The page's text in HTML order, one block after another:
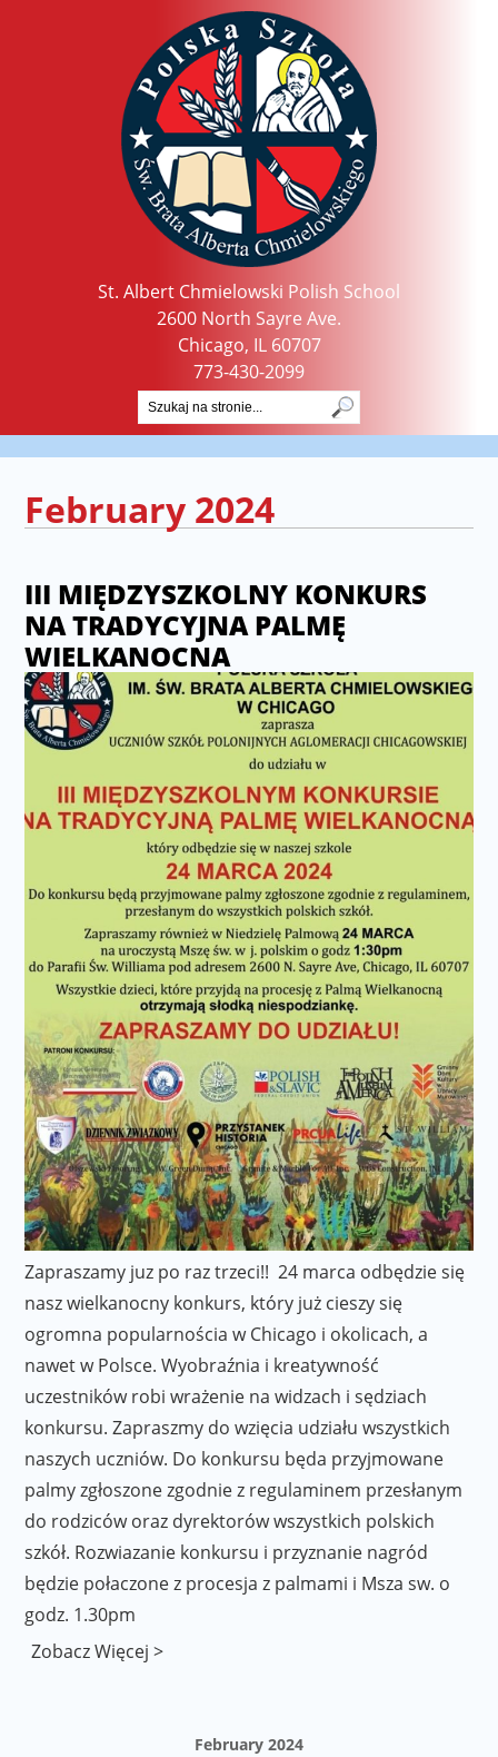
St. Albert Chmielowski Polish School
2600 North Sayre Ave.
Chicago, IL 60707
773-430-2099
February 2024
III MIĘDZYSZKOLNY KONKURS
NA TRADYCYJNA PALMĘ
WIELKANOCNA
Zapraszamy juz po raz trzeci!! 24 marca odbędzie się
nasz wielkanocny konkurs, który już cieszy się
ogromna popularnościa w Chicago i okolicach, a
nawet w Polsce. Wyobraźnia i kreatywność
uczestników robi wrażenie na widzach i sędziach
konkursu. Zapraszmy do wzięcia udziału wszystkich
naszych uczniów. Do konkursu będa przyjmowane
palmy zgłoszone zgodnie z regulaminem przesłanym
do rodziców oraz dyrektorów wszystkich polskich
szkół. Rozwiazanie konkursu i przyznanie nagród
będzie połaczone z procesja z palmami i Msza sw. o
godz. 1.30pm
Zobacz Więcej >
February 2024